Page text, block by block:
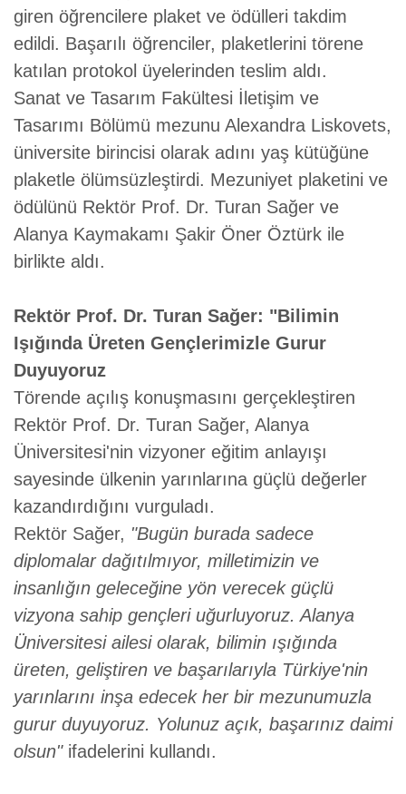
giren öğrencilere plaket ve ödülleri takdim
edildi. Başarılı öğrenciler, plaketlerini törene
katılan protokol üyelerinden teslim aldı.
Sanat ve Tasarım Fakültesi İletişim ve
Tasarımı Bölümü mezunu Alexandra Liskovets,
üniversite birincisi olarak adını yaş kütüğüne
plaketle ölümsüzleştirdi. Mezuniyet plaketini ve
ödülünü Rektör Prof. Dr. Turan Sağer ve
Alanya Kaymakamı Şakir Öner Öztürk ile
birlikte aldı.
Rektör Prof. Dr. Turan Sağer: "Bilimin
Işığında Üreten Gençlerimizle Gurur
Duyuyoruz
Törende açılış konuşmasını gerçekleştiren
Rektör Prof. Dr. Turan Sağer, Alanya
Üniversitesi'nin vizyoner eğitim anlayışı
sayesinde ülkenin yarınlarına güçlü değerler
kazandırdığını vurguladı.
Rektör Sağer, "Bugün burada sadece
diplomalar dağıtılmıyor, milletimizin ve
insanlığın geleceğine yön verecek güçlü
vizyona sahip gençleri uğurluyoruz. Alanya
Üniversitesi ailesi olarak, bilimin ışığında
üreten, geliştiren ve başarılarıyla Türkiye'nin
yarınlarını inşa edecek her bir mezunumuzla
gurur duyuyoruz. Yolunuz açık, başarınız daimi
olsun"ifadelerini kullandı.